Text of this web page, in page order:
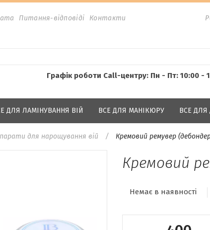
Питання-відповіді Контакти
Графік роботи Call-центру: Пн - Пт: 10:00 -
ДЛЯ ЛАМІНУВАННЯ ВІЙ ВСЕ ДЛЯ МАНІКЮРУ ВСЕ ДЛЯ
для нарощування вій Кремовий ремувер
Кремовий
Немає в наявності